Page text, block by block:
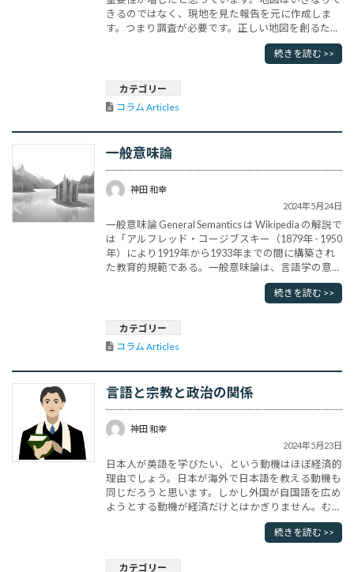
きるのではなく、現地を見た報告を元に作成しま
す。つまり調査が必要です。正しい地図を創るため
には、調査報告が正しいかどうかを見極める能力が
必要です。調査者は当然、主観に基づいて報告をし
も、当然現実からの「切り取り」であって、そこに
主観が入ります。現実をみて間違った報･･･
続きを読む >>
カテゴリー
コラム Articles
一般意味論
神田 和幸
2024年5月24日
一般意味論 General Semantics は Wikipedia の解説で
は「アルフレッド・コージブスキー（1879年 - 1950
年）により1919年から1933年までの間に構築され
た教育的規範である。一般意味論は、言語学の意味
論とは全く異なる」となっています。そしてコージ
ブスキーについてのみ解説しています。しかし言語
カワによるところが大き･･･
続きを読む >>
カテゴリー
コラム Articles
言語と宗教と政治の関係
神田 和幸
2024年5月23日
日本人が英語を学びたい、という動機はほぼ経済的
理由でしょう。日本が海外で日本語を教える動機も
同じだろうと思います。しかし外国が自国語を広め
ようとする動機が経済だけとはかぎりません。むし
ろ政治的動機とか宗教的動機の方が大きい場合が多
いのです。安土桃山時代以降に日本にやってきた外
キリスト教の普及が最大の目的でした。事実、キリ
続きを読む >>
カテゴリー